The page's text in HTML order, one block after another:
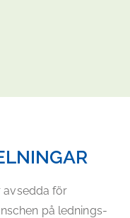
avsedda för
på lednings-